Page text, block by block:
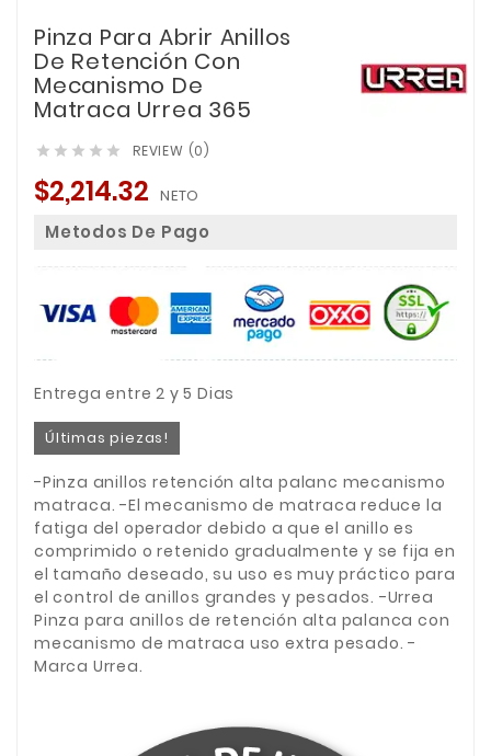
Pinza Para Abrir Anillos
De Retención Con
Mecanismo De
Matraca Urrea 365
     REVIEW (0)
$2,214.32 NETO
Metodos De Pago
Entrega entre 2 y 5 Dias
Últimas piezas!
-Pinza anillos retención alta palanc mecanismo
matraca. -El mecanismo de matraca reduce la
fatiga del operador debido a que el anillo es
comprimido o retenido gradualmente y se fija en
el tamaño deseado, su uso es muy práctico para
el control de anillos grandes y pesados. -Urrea
Pinza para anillos de retención alta palanca con
mecanismo de matraca uso extra pesado. -
Marca Urrea.